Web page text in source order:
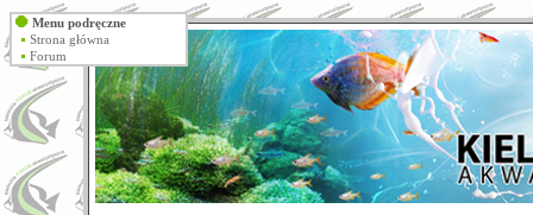
Menu podręczne
Strona główna
Forum